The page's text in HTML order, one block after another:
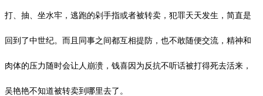
打、抽、坐水牢，逃跑的剁手指或者被转卖，犯罪天天发生，简直是
回到了中世纪。而且同事之间都互相提防，也不敢随便交流，精神和
肉体的压力随时会让人崩溃，钱喜因为反抗不听话被打得死去活来，
吴艳艳不知道被转卖到哪里去了。